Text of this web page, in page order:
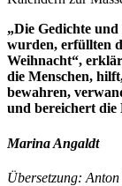
„Die Gedichte
wurden, erfüllten
Weihnacht“,
die Menschen,
bewahren,
und bereichert die
Marina Angaldt
Übersetzung: Anton